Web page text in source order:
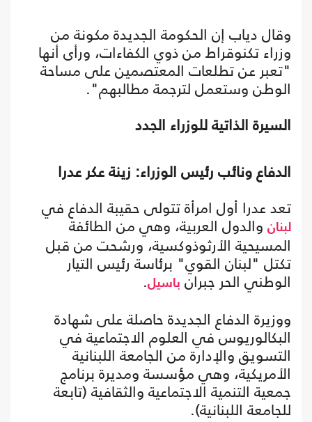
وقال دياب إن الحكومة الجديدة مكونة من
وزراء تكنوقراط من ذوي الكفاءات، ورأى أنها
"تعبر عن تطلعات المعتصمين على مساحة
الوطن وستعمل لترجمة مطالبهم".
السيرة الذاتية للوزراء الجدد
الدفاع ونائب رئيس الوزراء: زينة عكر عدرا
تعد عدرا أول امرأة تتولى حقيبة الدفاع في
لبنان والدول العربية، وهي من الطائفة
المسيحية الأرثوذوكسية، ورشحت من قبل
تكتل "لبنان القوي" برئاسة رئيس التيار
الوطني الحر جبران باسيل.
ووزيرة الدفاع الجديدة حاصلة على شهادة
البكالوريوس في العلوم الاجتماعية في
التسويق والإدارة من الجامعة اللبنانية
الأمريكية، وهي مؤسسة ومديرة برنامج
جمعية التنمية الاجتماعية والثقافية (تابعة
للجامعة اللبنانية).